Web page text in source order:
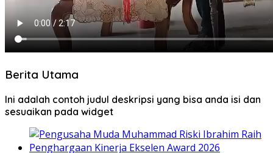
Berita Utama
Ini adalah contoh judul deskripsi yang bisa anda isi dan
sesuaikan pada widget